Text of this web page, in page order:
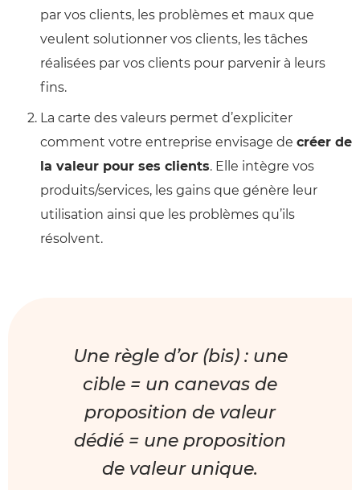
par vos clients, les problèmes et maux que
veulent solutionner vos clients, les tâches
réalisées par vos clients pour parvenir à leurs
fins.
La carte des valeurs permet d’expliciter
comment votre entreprise envisage de créer de
la valeur pour ses clients. Elle intègre vos
produits/services, les gains que génère leur
utilisation ainsi que les problèmes qu’ils
résolvent.
Une règle d’or (bis) : une
cible = un canevas de
proposition de valeur
dédié = une proposition
de valeur unique.
Un projet stratégique pour votre entreprise ?
coordonnées, on organise le reste.